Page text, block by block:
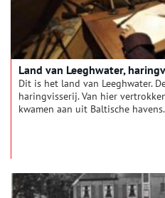
Land van Leeghwater,
Dit is het land van Leeghwater.
haringvisserij. Van hier
kwamen aan uit Baltische